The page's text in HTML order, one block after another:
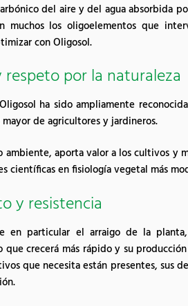
del aire y del agua absorbida
muchos los oligoelementos que
con Oligosol.
respeto por la naturaleza
ha sido ampliamente
de agricultores y jardineros.
ambiente, aporta valor a los cultivos y
científicas en fisiología vegetal más
y resistencia
en particular el arraigo de la
crecerá más rápido y su
que necesita están presentes, sus